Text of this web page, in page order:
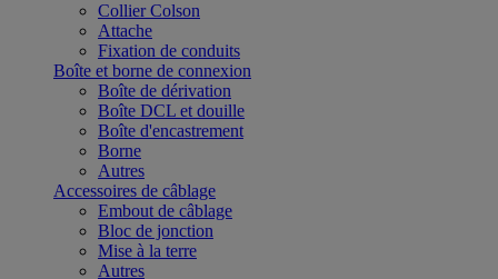
Collier Colson
Attache
Fixation de conduits
Boîte et borne de connexion
Boîte de dérivation
Boîte DCL et douille
Boîte d'encastrement
Borne
Autres
Accessoires de câblage
Embout de câblage
Bloc de jonction
Mise à la terre
Autres